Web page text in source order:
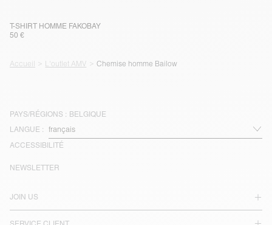
T-SHIRT HOMME FAKOBAY
50 €
Accueil L'outlet AMV Chemise homme Bailow
PAYS/RÉGIONS : BELGIQUE
LANGUE :
ACCESSIBILITÉ
JOIN US
NEWSLETTER